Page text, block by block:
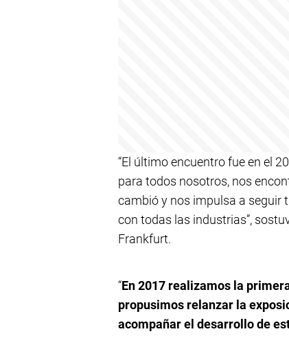
“El último encuentro fue en el
para todos nosotros, nos
cambió y nos impulsa a seguir
con todas las industrias”,
Frankfurt.
“En 2017 realizamos la
propusimos relanzar la
acompañar el desarrollo de